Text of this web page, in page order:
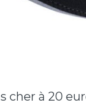
cher à 20